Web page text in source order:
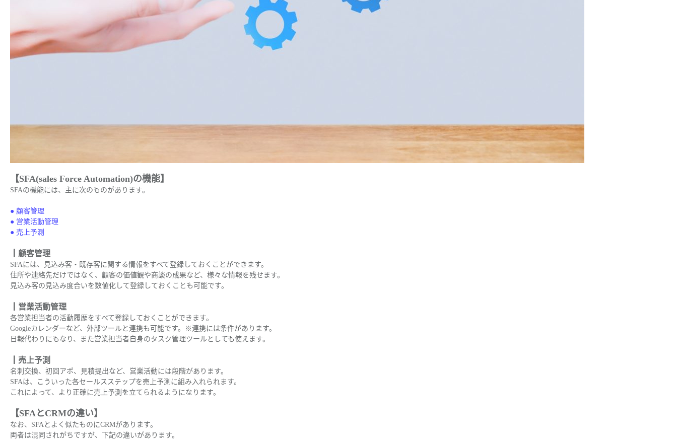
【SFA(sales Force Automation)の機能】
SFAの機能には、主に次のものがあります。
● 顧客管理
● 営業活動管理
● 売上予測
┃顧客管理
SFAには、見込み客・既存客に関する情報をすべて登録しておくことができます。
住所や連絡先だけではなく、顧客の価値観や商談の成果など、様々な情報を残せます。
見込み客の見込み度合いを数値化して登録しておくことも可能です。
┃営業活動管理
各営業担当者の活動履歴をすべて登録しておくことができます。
Googleカレンダーなど、外部ツールと連携も可能です。※連携には条件があります。
日報代わりにもなり、また営業担当者自身のタスク管理ツールとしても使えます。
┃売上予測
名刺交換、初回アポ、見積提出など、営業活動には段階があります。
SFAは、こういった各セールスステップを売上予測に組み入れられます。
これによって、より正確に売上予測を立てられるようになります。
【SFAとCRMの違い】
なお、SFAとよく似たものにCRMがあります。
両者は混同されがちですが、下記の違いがあります。